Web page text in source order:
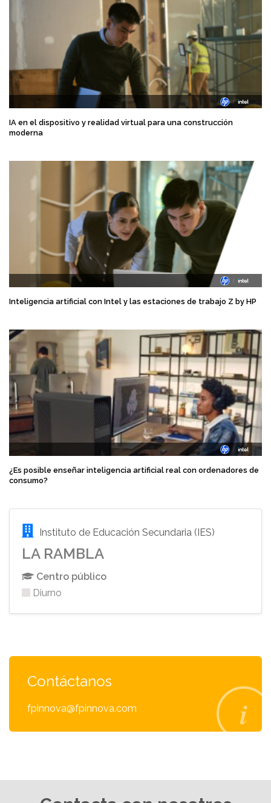
IA en el dispositivo y realidad virtual para una construcción
moderna
Inteligencia artificial con Intel y las estaciones de trabajo Z by HP
¿Es posible enseñar inteligencia artificial real con ordenadores de
consumo?
Instituto de Educación Secundaria (IES)
LA RAMBLA
Centro público
Diurno
Contáctanos
fpinnova@fpinnova.com